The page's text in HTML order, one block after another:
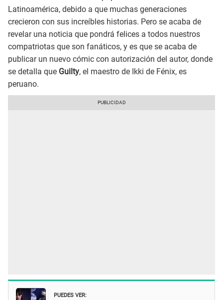
Latinoamérica, debido a que muchas generaciones
crecieron con sus increíbles historias. Pero se acaba de
revelar una noticia que pondrá felices a todos nuestros
compatriotas que son fanáticos, y es que se acaba de
publicar un nuevo cómic con autorización del autor, donde
se detalla que Guilty, el maestro de Ikki de Fénix, es
peruano.
PUEDES VER: